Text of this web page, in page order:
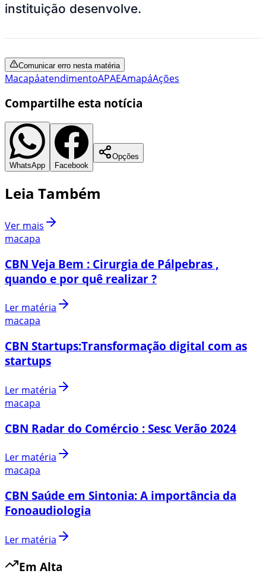
instituição desenvolve.
Comunicar erro nesta matéria
MacapáatendimentoAPAEAmapáAções
Compartilhe esta notícia
WhatsApp Facebook
Opções
Leia Também
Ver mais
macapa
CBN Veja Bem : Cirurgia de Pálpebras ,
quando e por quê realizar ?
Ler matéria
macapa
CBN Startups:Transformação digital com as
startups
Ler matéria
macapa
CBN Radar do Comércio : Sesc Verão 2024
Ler matéria
macapa
CBN Saúde em Sintonia: A importância da
Fonoaudiologia
Ler matéria
Em Alta